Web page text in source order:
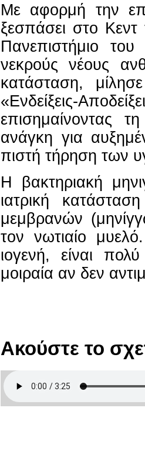
Με αφορμή την
ξεσπάσει στο Κεντ
Πανεπιστήμιο
νεκρούς νέους
κατάσταση,
«Ενδείξεις-
επισημαίνοντας
ανάγκη για
πιστή τήρηση των
Η βακτηριακή
ιατρική
μεμβρανών
τον νωτιαίο
ιογενή, είναι
μοιραία αν δεν
Ακούστε το